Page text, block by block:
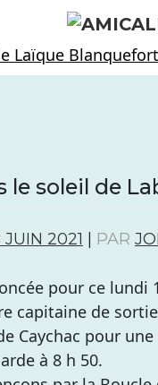
Laïque
le soleil de
JUIN 2021 PAR
pour ce lundi
capitaine de
Caychac pour
à 8 h 50.